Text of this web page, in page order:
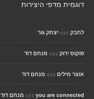
דוגמית מדפי היצירות
לחבק >>> יצחק גור
פוקוס ירוק >>> מנחם דוד
אוצר מילים >>> מנחם דוד
you are connected
>>> מנחם דוד